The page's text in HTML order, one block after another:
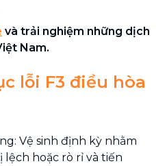
và trải nghiệm những dịch
Nam.
lỗi F3 điều hòa
Vệ sinh định kỳ nhằm
lệch hoặc rò rỉ và tiến